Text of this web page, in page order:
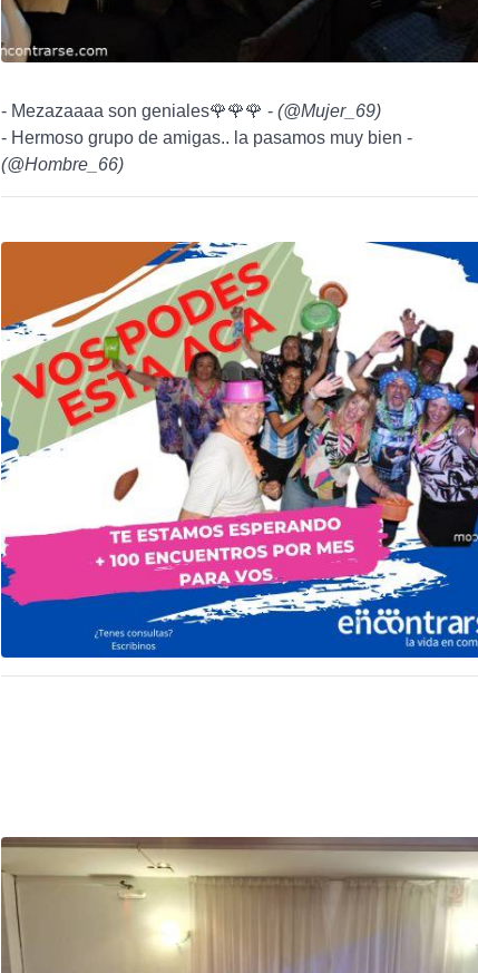
- Mezazaaaa son geniales🌹🌹🌹 - (@Mujer_69)
- Hermoso grupo de amigas.. la pasamos muy bien -
(@Hombre_66)